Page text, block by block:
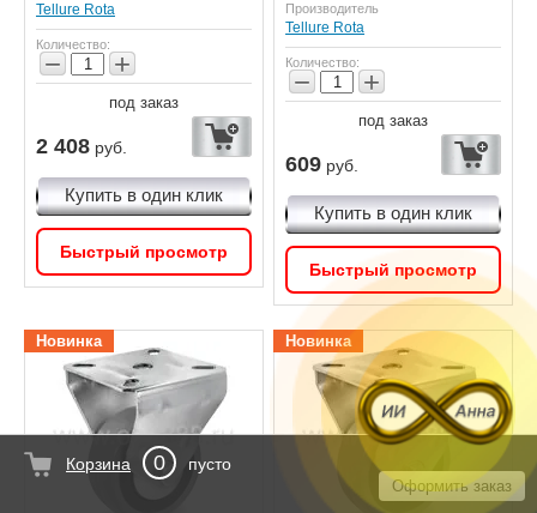
Tellure Rota
Количество:
− +
под заказ
2 408 руб.
Купить в один клик
Быстрый просмотр
Производитель
Tellure Rota
Количество:
− +
под заказ
609 руб.
Купить в один клик
Быстрый просмотр
Новинка Новинка
Оформить заказ
Корзина 0 пусто